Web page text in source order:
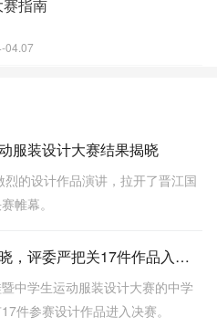
指南
04.07
服装设计大赛结果揭晓
的设计作品演讲，拉开了晋江国
帷幕。
中学生运动服装设计初评揭晓，评委严把关17件作品入围决赛
中学生运动服装设计大赛的中学
件参赛设计作品进入决赛。